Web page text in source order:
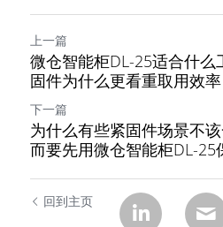
上一篇
微仓智能柜DL-25适合什么
固件为什么更看重取用效率
下一篇
为什么有些紧固件场景不
而要先用微仓智能柜DL-25
回到主页